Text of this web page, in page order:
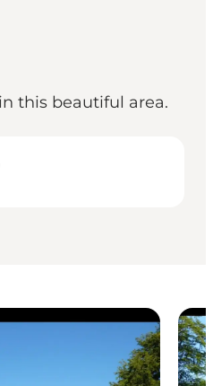
this beautiful area.